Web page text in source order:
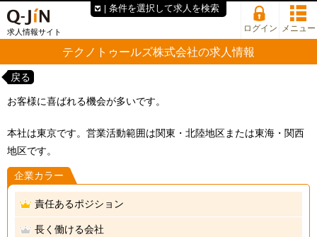
求人情報サイト ログイン メニュー
テクノトゥールズ株式会社の求人情報
戻る
お客様に喜ばれる機会が多いです。
本社は東京です。営業活動範囲は関東・北陸地区または東海・関西
地区です。
企業カラー
責任あるポジション
長く働ける会社
条件を選択して求人を検索